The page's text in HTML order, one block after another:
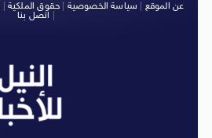
عن الموقع
سياسة الخصوصية حقوق الملكية
اتصل بنا